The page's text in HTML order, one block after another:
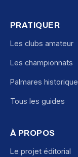
PRATIQUER
Les clubs amateur
Les championnats
Palmares historique
Tous les guides
À PROPOS
Le projet éditorial